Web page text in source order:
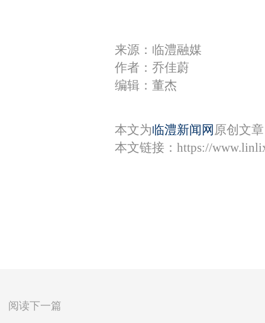
来源：临澧融媒
作者：乔佳蔚
编辑：董杰
本文为临澧新闻网 原创文
本文链接： https://
阅读下一篇